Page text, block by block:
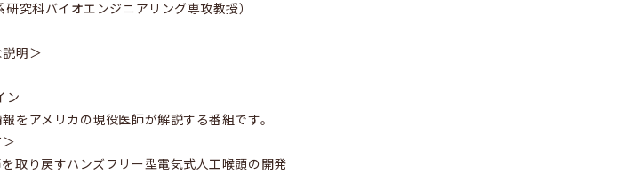
究科バイオエンジニアリング専攻教授）
明＞
ン
をアメリカの現役医師が解説する番組です。
取り戻すハンズフリー型電気式人工喉頭の開発